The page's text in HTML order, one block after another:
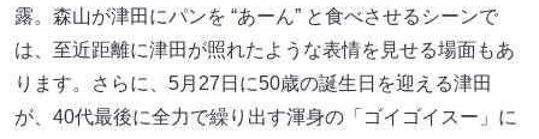
露。森山が津田にパンを “あーん” と食べさせるシーンで
は、至近距離に津田が照れたような表情を見せる場面もあ
ります。さらに、5月27日に50歳の誕生日を迎える津田
が、40代最後に全力で繰り出す渾身の「ゴイゴイスー」に